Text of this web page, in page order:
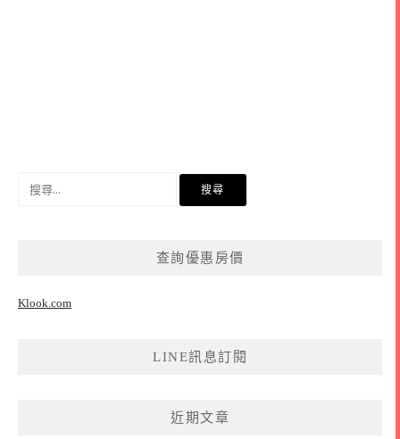
查詢優惠房價
Klook.com
LINE訊息訂閱
近期文章